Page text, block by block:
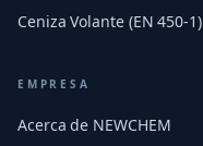
Ceniza Volante (EN 450-1)
EMPRESA
Acerca de NEWCHEM